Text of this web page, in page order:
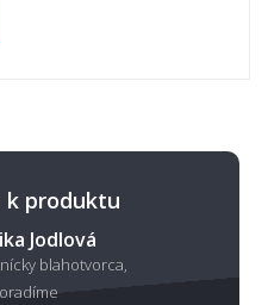
k produktu
Jodlová
blahotvorca,